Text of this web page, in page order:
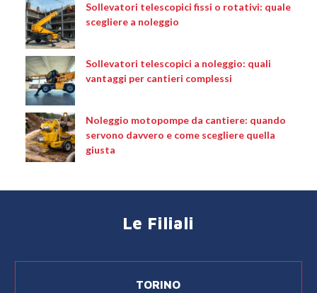
Sollevatori telescopici fissi o rotativi: quale
scegliere a noleggio
Sollevatori telescopici a noleggio: quali
vantaggi per cantieri complessi
Noleggio motopompe da cantiere: quando
servono davvero e come scegliere quella
giusta
Le Filiali
TORINO